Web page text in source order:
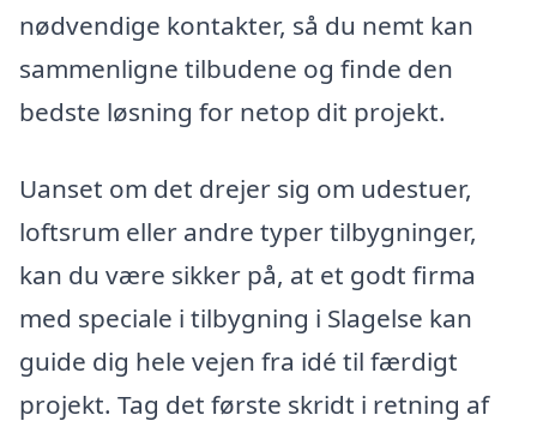
nødvendige kontakter, så du nemt kan
sammenligne tilbudene og finde den
bedste løsning for netop dit projekt.
Uanset om det drejer sig om udestuer,
loftsrum eller andre typer tilbygninger,
kan du være sikker på, at et godt firma
med speciale i tilbygning i Slagelse kan
guide dig hele vejen fra idé til færdigt
projekt. Tag det første skridt i retning af